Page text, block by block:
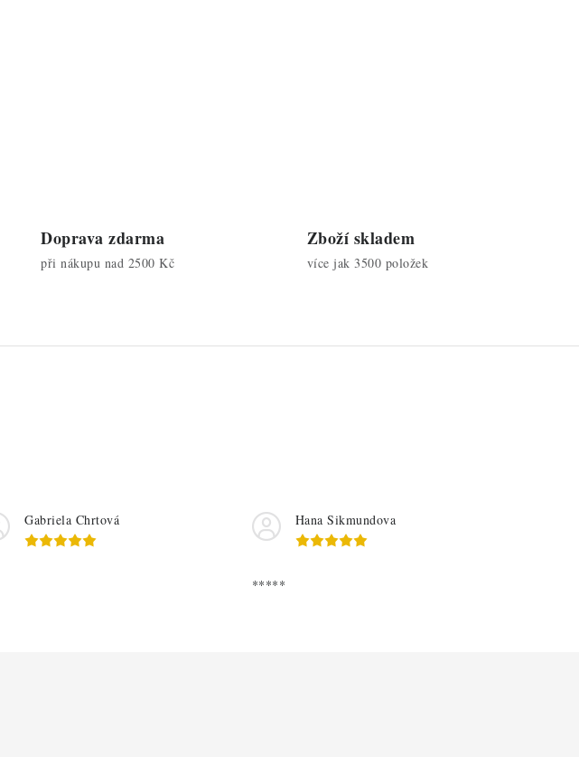
Doprava zdarma
při nákupu nad 2500 Kč
Zboží skladem
více jak 3500 položek
Gabriela Chrtová Hana Sikmundova
*****